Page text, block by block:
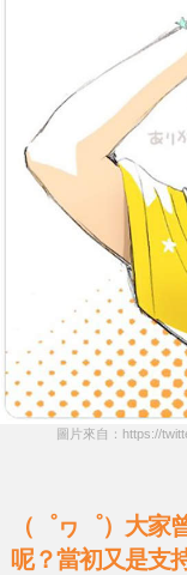
圖片來自：https://
（゜ヮ゜）大
呢？當初又是支